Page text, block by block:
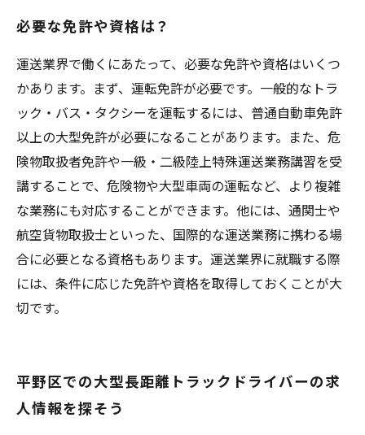
必要な免許や資格は？
運送業界で働くにあたって、必要な免許や資格はいくつ
かあります。まず、運転免許が必要です。一般的なトラ
ック・バス・タクシーを運転するには、普通自動車免許
以上の大型免許が必要になることがあります。また、危
険物取扱者免許や一級・二級陸上特殊運送業務講習を受
講することで、危険物や大型車両の運転など、より複雑
な業務にも対応することができます。他には、通関士や
航空貨物取扱士といった、国際的な運送業務に携わる場
合に必要となる資格もあります。運送業界に就職する際
には、条件に応じた免許や資格を取得しておくことが大
切です。
平野区での大型長距離トラックドライバーの求
人情報を探そう